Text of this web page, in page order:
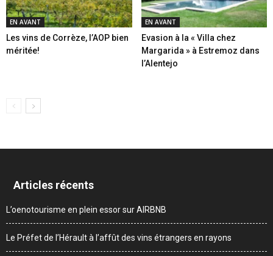
EN AVANT
Les vins de Corrèze, l’AOP bien
méritée!
EN AVANT
Evasion à la « Villa chez
Margarida » à Estremoz dans
l’Alentejo
Articles récents
L’oenotourisme en plein essor sur AIRBNB
Le Préfet de l’Hérault à l’affût des vins étrangers en rayons